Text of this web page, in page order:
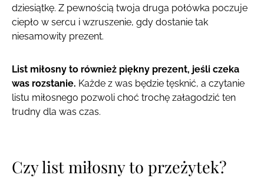
dziesiątkę. Z pewnością twoja druga połówka poczuje
ciepło w sercu i wzruszenie, gdy dostanie tak
niesamowity prezent.
List miłosny to również piękny prezent, jeśli czeka
was rozstanie. Każde z was będzie tęsknić, a czytanie
listu miłosnego pozwoli choć trochę załagodzić ten
trudny dla was czas.
Czy list miłosny to przeżytek?